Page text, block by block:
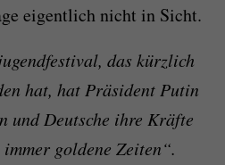
eigentlich nicht in Sicht.
das kürzlich
hat, hat Präsident Putin
und Deutsche ihre Kräfte
goldene Zeiten“.